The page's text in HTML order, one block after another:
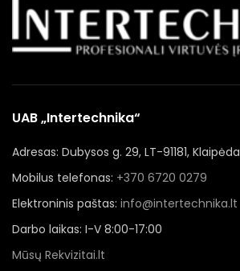
UAB „Intertechnika“
Adresas: Dubysos g. 29, LT-91181, Klaipėda
Mobilus telefonas: +370 6720 0279
Elektroninis paštas: info@intertechnika.lt
Darbo laikas: I-V 8:00-17:00
Mūsų Rekvizitai.lt